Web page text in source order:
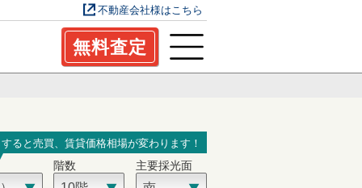
不動産会社様はこちら
無料査定
ると売買、賃貸価格相場が変わります！
階数 主要採光面